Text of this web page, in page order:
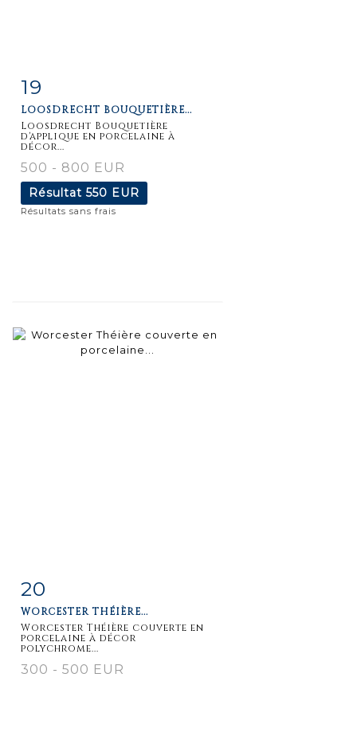
19
LOOSDRECHT BOUQUETIÈRE...
Loosdrecht Bouquetière
d'applique en porcelaine à
décor...
500 - 800 EUR
Résultat 550 EUR
Résultats sans frais
détaillée
20
WORCESTER THÉIÈRE...
Worcester Théière couverte en
porcelaine à décor
polychrome...
300 - 500 EUR